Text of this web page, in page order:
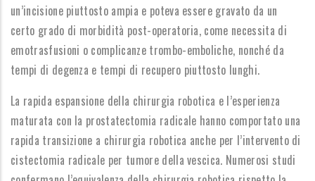
un’incisione piuttosto ampia e poteva essere gravato da un
certo grado di morbidità post-operatoria, come necessita di
emotrasfusioni o complicanze trombo-emboliche, nonché da
tempi di degenza e tempi di recupero piuttosto lunghi.
La rapida espansione della chirurgia robotica e l’esperienza
maturata con la prostatectomia radicale hanno comportato una
rapida transizione a chirurgia robotica anche per l’intervento di
cistectomia radicale per tumore della vescica. Numerosi studi